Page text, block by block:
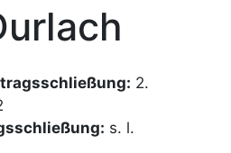
2.
s. l.